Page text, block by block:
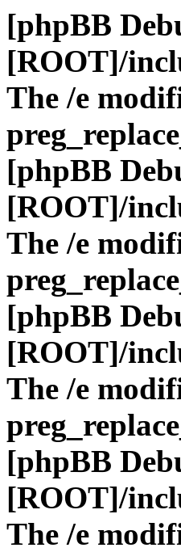
[phpBB
[ROOT]/
The /e
[phpBB
[ROOT]/
The /e
[phpBB
[ROOT]/
The /e
[phpBB
[ROOT]/
The /e